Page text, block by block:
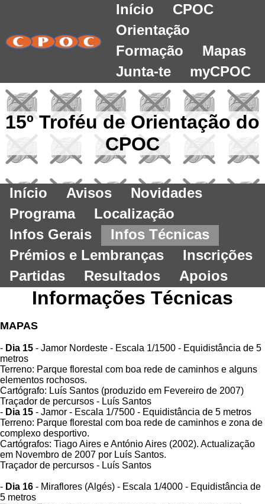
Início
CPOC
Orientação
Formação
Mapas
Junta-te
myCPOC
15º Troféu de Orientação do
CPOC
Início Avisos
Novidades
Programa
Localização
Infos Gerais
Infos Técnicas
Prémios e Lembranças
Inscrições
Partidas
Resultados Apoios
Informações Técnicas
MAPAS
- Dia 15 - Jamor Nordeste - Escala 1/1500 - Equidistância de 5
metros
Terreno: Parque florestal com boa rede de caminhos e alguns
elementos rochosos.
Cartógrafo: Luís Santos (produzido em Fevereiro de 2007)
Traçador de percursos - Luís Santos
- Dia 15 - Jamor - Escala 1/7500 - Equidistância de 5 metros
Terreno: Parque florestal com boa rede de caminhos e zona de
complexo desportivo.
Cartógrafos: Tiago Aires e António Aires (2002). Actualização
em Novembro de 2007 por Luís Santos.
Traçador de percursos - Luís Santos
- Dia 16 - Miraflores (Algés) - Escala 1/4000 - Equidistância de
5 metros